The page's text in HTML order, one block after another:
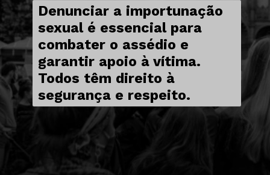
Denunciar a importunação
sexual é essencial para
combater o assédio e
garantir apoio à vítima.
Todos têm direito à
segurança e respeito.